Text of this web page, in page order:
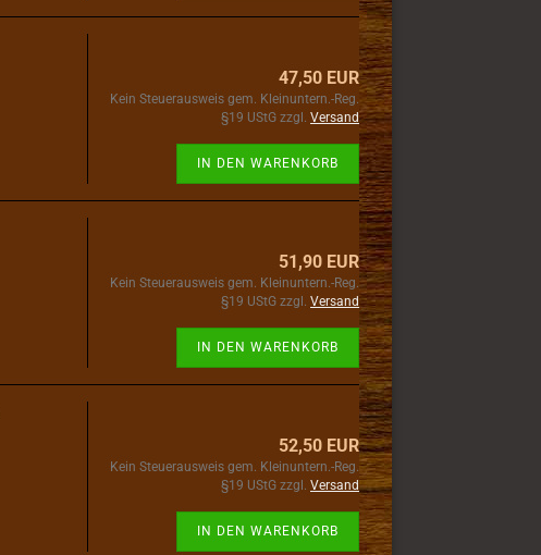
47,50 EUR
Kein Steuerausweis gem. Kleinuntern.-Reg.
§19 UStG zzgl. Versand
IN DEN WARENKORB
51,90 EUR
Kein Steuerausweis gem. Kleinuntern.-Reg.
§19 UStG zzgl. Versand
IN DEN WARENKORB
52,50 EUR
Kein Steuerausweis gem. Kleinuntern.-Reg.
§19 UStG zzgl. Versand
IN DEN WARENKORB